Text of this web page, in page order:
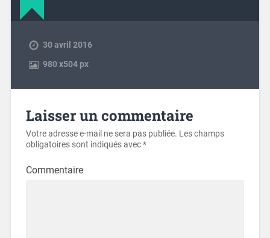
30 avril 2016
980x504 px
Laisser un commentaire
Votre adresse e-mail ne sera pas publiée. Les champs
obligatoires sont indiqués avec*
Commentaire